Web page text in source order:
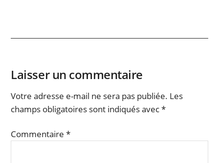
Laisser un commentaire
Votre adresse e-mail ne sera pas publiée. Les
champs obligatoires sont indiqués avec*
Commentaire*